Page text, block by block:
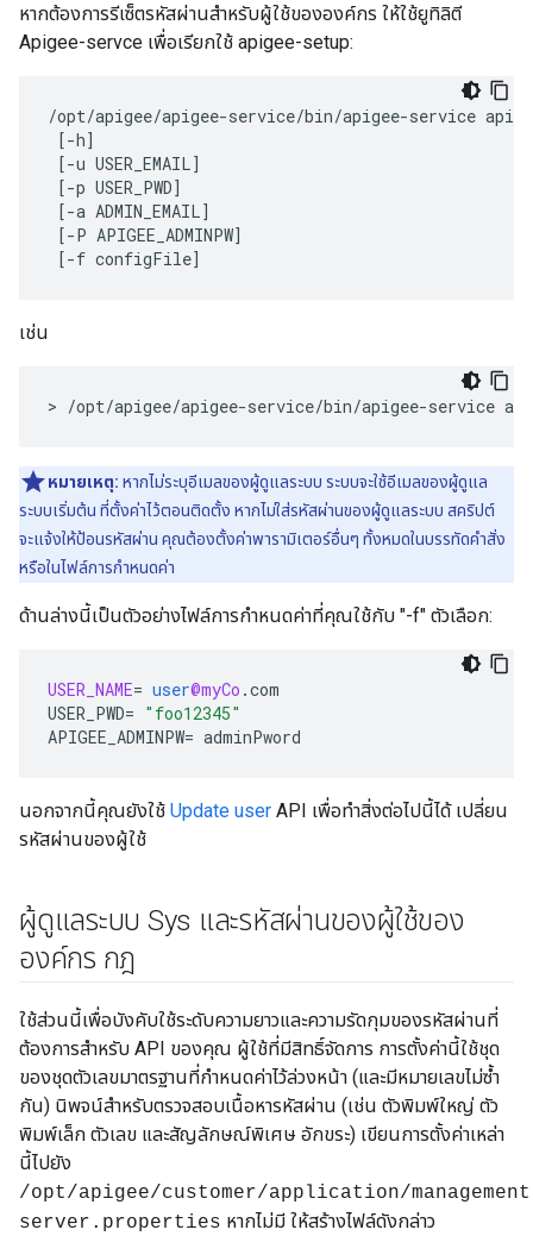
หากต้องการรีเซ็ตรหัสผ่านสำหรับผู้ใช้ขององค์กร ให้ใช้ยูทิลิตี
Apigee-servce เพื่อเรียกใช้ apigee-setup:
/opt/apigee/apigee-service/bin/apigee-service
[-h]
[-u USER_EMAIL]
[-p USER_PWD]
[-a ADMIN_EMAIL]
[-P APIGEE_ADMINPW]
[-f configFile]
เช่น
> /opt/apigee/apigee-service/bin/apigee-service
หมายเหตุ: หากไม่ระบุอีเมลของผู้ดูแลระบบ ระบบจะใช้อีเมลของผู้ดูแล
ระบบเริ่มต้น ที่ตั้งค่าไว้ตอนติดตั้ง หากไม่ใส่รหัสผ่านของผู้ดูแลระบบ สคริปต์
จะแจ้งให้ป้อนรหัสผ่าน คุณต้องตั้งค่าพารามิเตอร์อื่นๆ ทั้งหมดในบรรทัดคำสั่ง
หรือในไฟล์การกำหนดค่า
ด้านล่างนี้เป็นตัวอย่างไฟล์การกำหนดค่าที่คุณใช้กับ "-f" ตัวเลือก:
USER_NAME= user@myCo .com
USER_PWD= "foo12345"
APIGEE_ADMINPW= adminPword
นอกจากนี้คุณยังใช้ Update user API เพื่อทำสิ่งต่อไปนี้ได้ เปลี่ยน
รหัสผ่านของผู้ใช้
ผู้ดูแลระบบ Sys และรหัสผ่านของผู้ใช้ของ
องค์กร กฎ
ใช้ส่วนนี้เพื่อบังคับใช้ระดับความยาวและความรัดกุมของรหัสผ่านที่
ต้องการสำหรับ API ของคุณ ผู้ใช้ที่มีสิทธิ์จัดการ การตั้งค่านี้ใช้ชุด
ของชุดตัวเลขมาตรฐานที่กำหนดค่าไว้ล่วงหน้า (และมีหมายเลขไม่ซ้ำ
กัน) นิพจน์สำหรับตรวจสอบเนื้อหารหัสผ่าน (เช่น ตัวพิมพ์ใหญ่ ตัว
พิมพ์เล็ก ตัวเลข และสัญลักษณ์พิเศษ อักขระ) เขียนการตั้งค่าเหล่า
นี้ไปยัง
/opt/apigee/customer/application/
server.properties หากไม่มี ให้สร้างไฟล์ดังกล่าว